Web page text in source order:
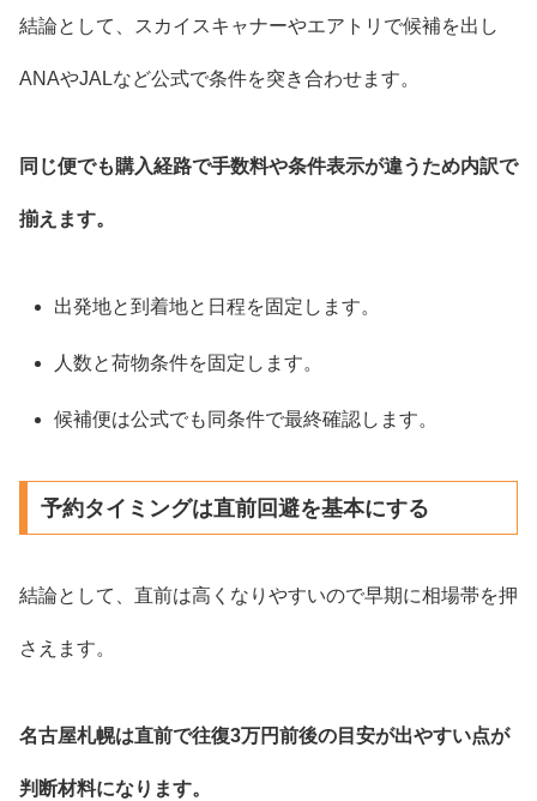
結論として、スカイスキャナーやエアトリで候補を出し
ANAやJALなど公式で条件を突き合わせます。
同じ便でも購入経路で手数料や条件表示が違うため内訳で
揃えます。
出発地と到着地と日程を固定します。
人数と荷物条件を固定します。
候補便は公式でも同条件で最終確認します。
予約タイミングは直前回避を基本にする
結論として、直前は高くなりやすいので早期に相場帯を押
さえます。
名古屋札幌は直前で往復3万円前後の目安が出やすい点が
判断材料になります。